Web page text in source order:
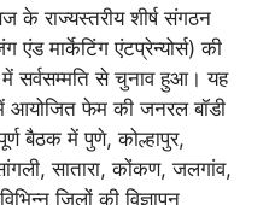
के राज्यस्तरीय शीर्ष संगठन
मार्केटिंग एंटप्रेन्योर्स) की
में सर्वसम्मति से चुनाव हुआ। यह
फेम की जनरल बॉडी
बैठक में पुणे, कोल्हापुर,
सातारा, कोंकण, जलगांव,
जिलों की विज्ञापन